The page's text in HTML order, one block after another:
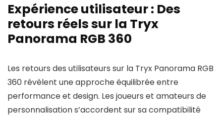
Expérience utilisateur : Des
retours réels sur la Tryx
Panorama RGB 360
Les retours des utilisateurs sur la Tryx Panorama RGB
360 révèlent une approche équilibrée entre
performance et design. Les joueurs et amateurs de
personnalisation s’accordent sur sa compatibilité